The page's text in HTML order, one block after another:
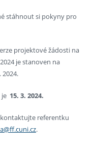
stáhnout si pokyny pro
projektové žádosti na
je stanoven na
15. 3. 2024.
referentku
.